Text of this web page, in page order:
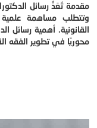
مقدمة تُعَدُّ رسائل
وتتطلب مساهمة
القانونية. أهمية رسائل
محوريًا في تطوير الفقه